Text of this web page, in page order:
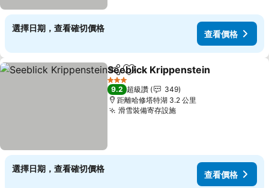
選擇日期，查看確切價格
查看價格
分享 加入我的最愛
Seeblick Krippenstein
3 星級
9.2 超級讚
349
距離哈修塔特湖 3.2 公里
滑雪裝備寄存設施
選擇日期，查看確切價格
查看價格